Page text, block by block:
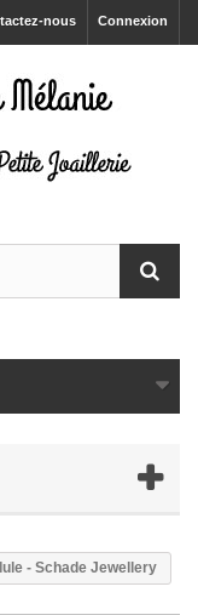
Connexion
nous
- Schade Jewellery